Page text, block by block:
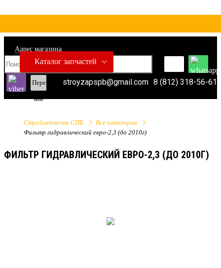
Адрес магазина
Перезвонить
мне
8 (812) 318-56-61
stroyzapspb@gmail.com
Каталог запчастей
Стройзапчасть СПБ
Все категории
Фильтр гидравлический евро-2,3 (до 2010г)
ФИЛЬТР ГИДРАВЛИЧЕСКИЙ ЕВРО-2,3 (ДО 2010Г)